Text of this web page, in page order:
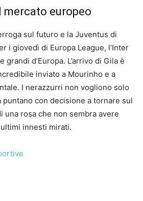
mercato europeo
sul futuro e la Juventus di
i giovedì di Europa League, l’Inter
d’Europa. L’arrivo di Gila è
inviato a Mourinho e a
I nerazzurri non vogliono solo
puntano con decisione a tornare sul
una rosa che non sembra avere
innesti mirati.